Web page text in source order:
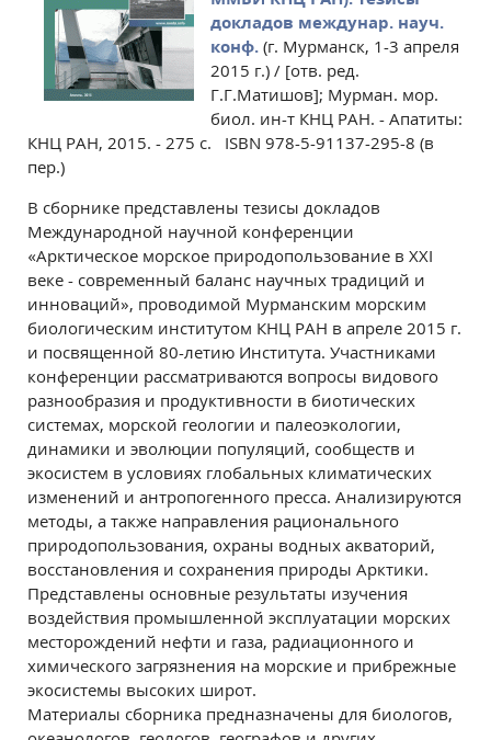
докладов междунар. науч.
конф. (г. Мурманск, 1-3 апреля
2015 г.) / [отв. ред.
Г.Г.Матишов]; Мурман. мор.
биол. ин-т КНЦ РАН. - Апатиты:
КНЦ РАН, 2015. - 275 с. ISBN 978-5-91137-295-8 (в
пер.)
В сборнике представлены тезисы докладов
Международной научной конференции
«Арктическое морское природопользование в XXI
веке - современный баланс научных традиций и
инноваций», проводимой Мурманским морским
биологическим институтом КНЦ РАН в апреле 2015 г.
и посвященной 80-летию Института. Участниками
конференции рассматриваются вопросы видового
разнообразия и продуктивности в биотических
системах, морской геологии и палеоэкологии,
динамики и эволюции популяций, сообществ и
экосистем в условиях глобальных климатических
изменений и антропогенного пресса. Анализируются
методы, а также направления рационального
природопользования, охраны водных акваторий,
восстановления и сохранения природы Арктики.
Представлены основные результаты изучения
воздействия промышленной эксплуатации морских
месторождений нефти и газа, радиационного и
химического загрязнения на морские и прибрежные
экосистемы высоких широт.
Материалы сборника предназначены для биологов,